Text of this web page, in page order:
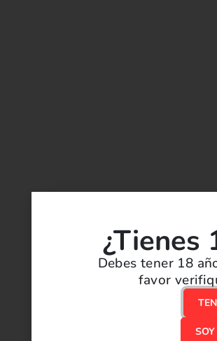
¿Tienes
Debes tener 18
favor